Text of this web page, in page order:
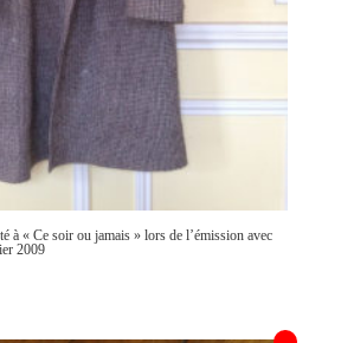
à « Ce soir ou jamais » lors de l’émission avec
2009